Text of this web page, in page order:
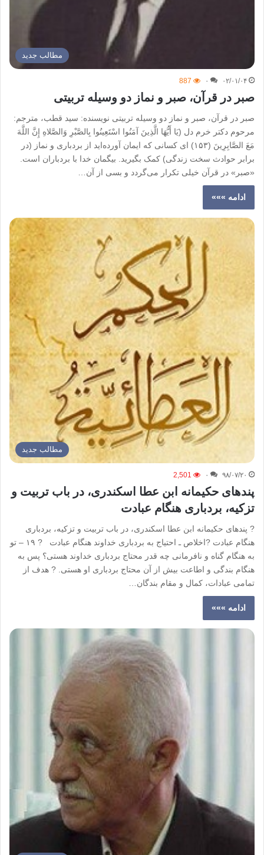
مطالب جدید
۰۲/۰۱/۰۴ ۰ 887
صبر در قرآن، صبر و نماز دو وسیله تربیتی
صبر در قرآن، صبر و نماز دو وسیله تربیتی نویسنده: سید قطب، مترجم:
مرحوم دکتر خرم دل (یَا أَیُّهَا الَّذِینَ آمَنُوا اسْتَعِینُوا بِالصَّبْرِ وَالصَّلاهِ إِنَّ اللَّهَ
مَعَ الصَّابِرِینَ (١۵٣) ای کسانی که ایمان آورده‌اید از بردباری و نماز (‌در
برابر حوادث سخت زندگی‌) کمک بگیرید. بی‏گمان خدا با بردباران است‌.
«‌صبر» در قرآن خیلی تکرار می‌گردد و بسی از آن…
ادامه »»»
مطالب جدید
۹۸/۰۷/۲۰ ۰ 2,501
پندهای حکیمانه ابن عطا اسکندری، در باب تربیت و
تزکیه، بردباری هنگام عبادت
? پندهای حکیمانه ابن عطا اسکندری، در باب تربیت و تزکیه، بردباری
هنگام عبادت ?اخلاص ـ احتیاج به بردباری خداوند هنگام عبادت ? ۱۹ – تو
به هنگام گناه و نافرمانی چه قدر محتاج بردباری خداوند هستی؟ پس به
هنگام بندگی و اطاعت بیش از آن محتاج بردباری او هستی. ? هدف از
تمامی عبادات، کمال و مقام بندگان…
ادامه »»»